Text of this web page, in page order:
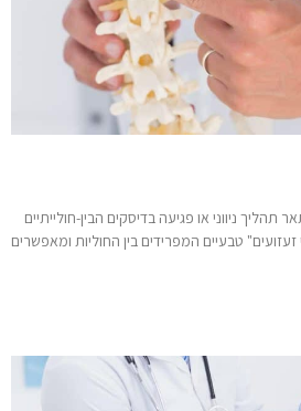
ניווני או פגיעה בדיסקים הבין-חולייתיים
טבעיים המפרידים בין החוליות ומאפשרים